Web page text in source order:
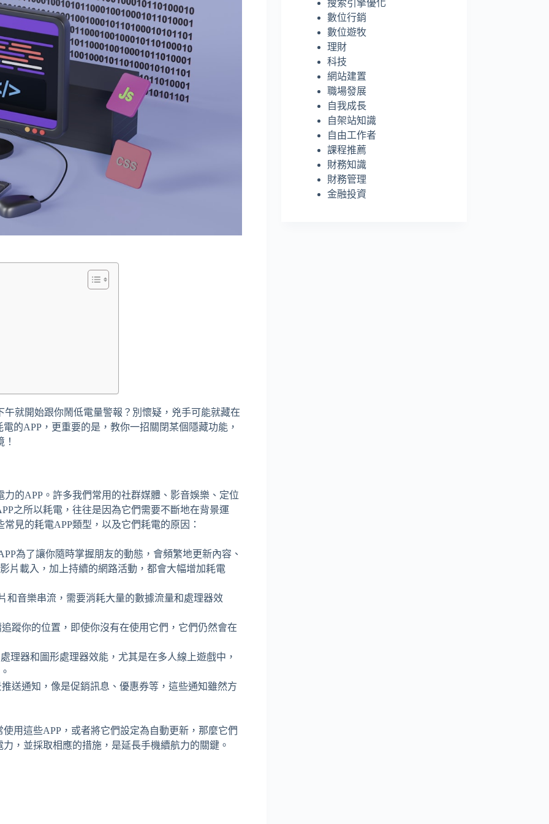
就開始跟你鬧低電量警報？別懷疑，兇手可能就藏在
的APP，更重要的是，教你一招關閉某個隱藏功能，
的APP。許多我們常用的社群媒體、影音娛樂、定位
之所以耗電，往往是因為它們需要不斷地在背景運
見的耗電APP類型，以及它們耗電的原因：
為了讓你隨時掌握朋友的動態，會頻繁地更新內容、
片載入，加上持續的網路活動，都會大幅增加耗電
和音樂串流，需要消耗大量的數據流量和處理器效
蹤你的位置，即使你沒有在使用它們，它們仍然會在
理器和圖形處理器效能，尤其是在多人線上遊戲中，
送通知，像是促銷訊息、優惠券等，這些通知雖然方
用這些APP，或者將它們設定為自動更新，那麼它們
，並採取相應的措施，是延長手機續航力的關鍵。
搜索引擎優化
數位行銷
數位遊牧
理財
科技
網站建置
職場發展
自我成長
自架站知識
自由工作者
課程推薦
財務知識
財務管理
金融投資